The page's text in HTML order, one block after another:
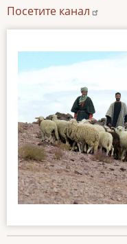
Посетите канал